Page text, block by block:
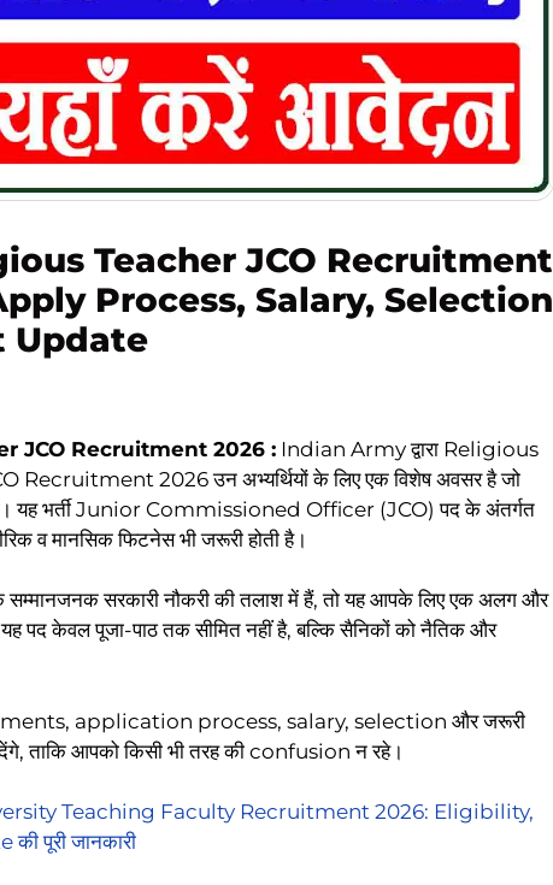
Teacher JCO Recruitment
Process, Salary, Selection
Update
JCO Recruitment 2026 : Indian Army द्वारा Religious
2026 उन अभ्यर्थियों के लिए एक विशेष अवसर है जो
हैं। यह भर्ती Junior Commissioned Officer (JCO) पद के अंतर्गत
व मानसिक फिटनेस भी जरूरी होती है।
सरकारी नौकरी की तलाश में हैं, तो यह आपके लिए एक अलग और
पद केवल पूजा-पाठ तक सीमित नहीं है, बल्कि सैनिकों को नैतिक और
application process, salary, selection और जरूरी
देंगे, ताकि आपको किसी भी तरह की confusion न रहे।
Teaching Faculty Recruitment 2026: Eligibility,
पूरी जानकारी